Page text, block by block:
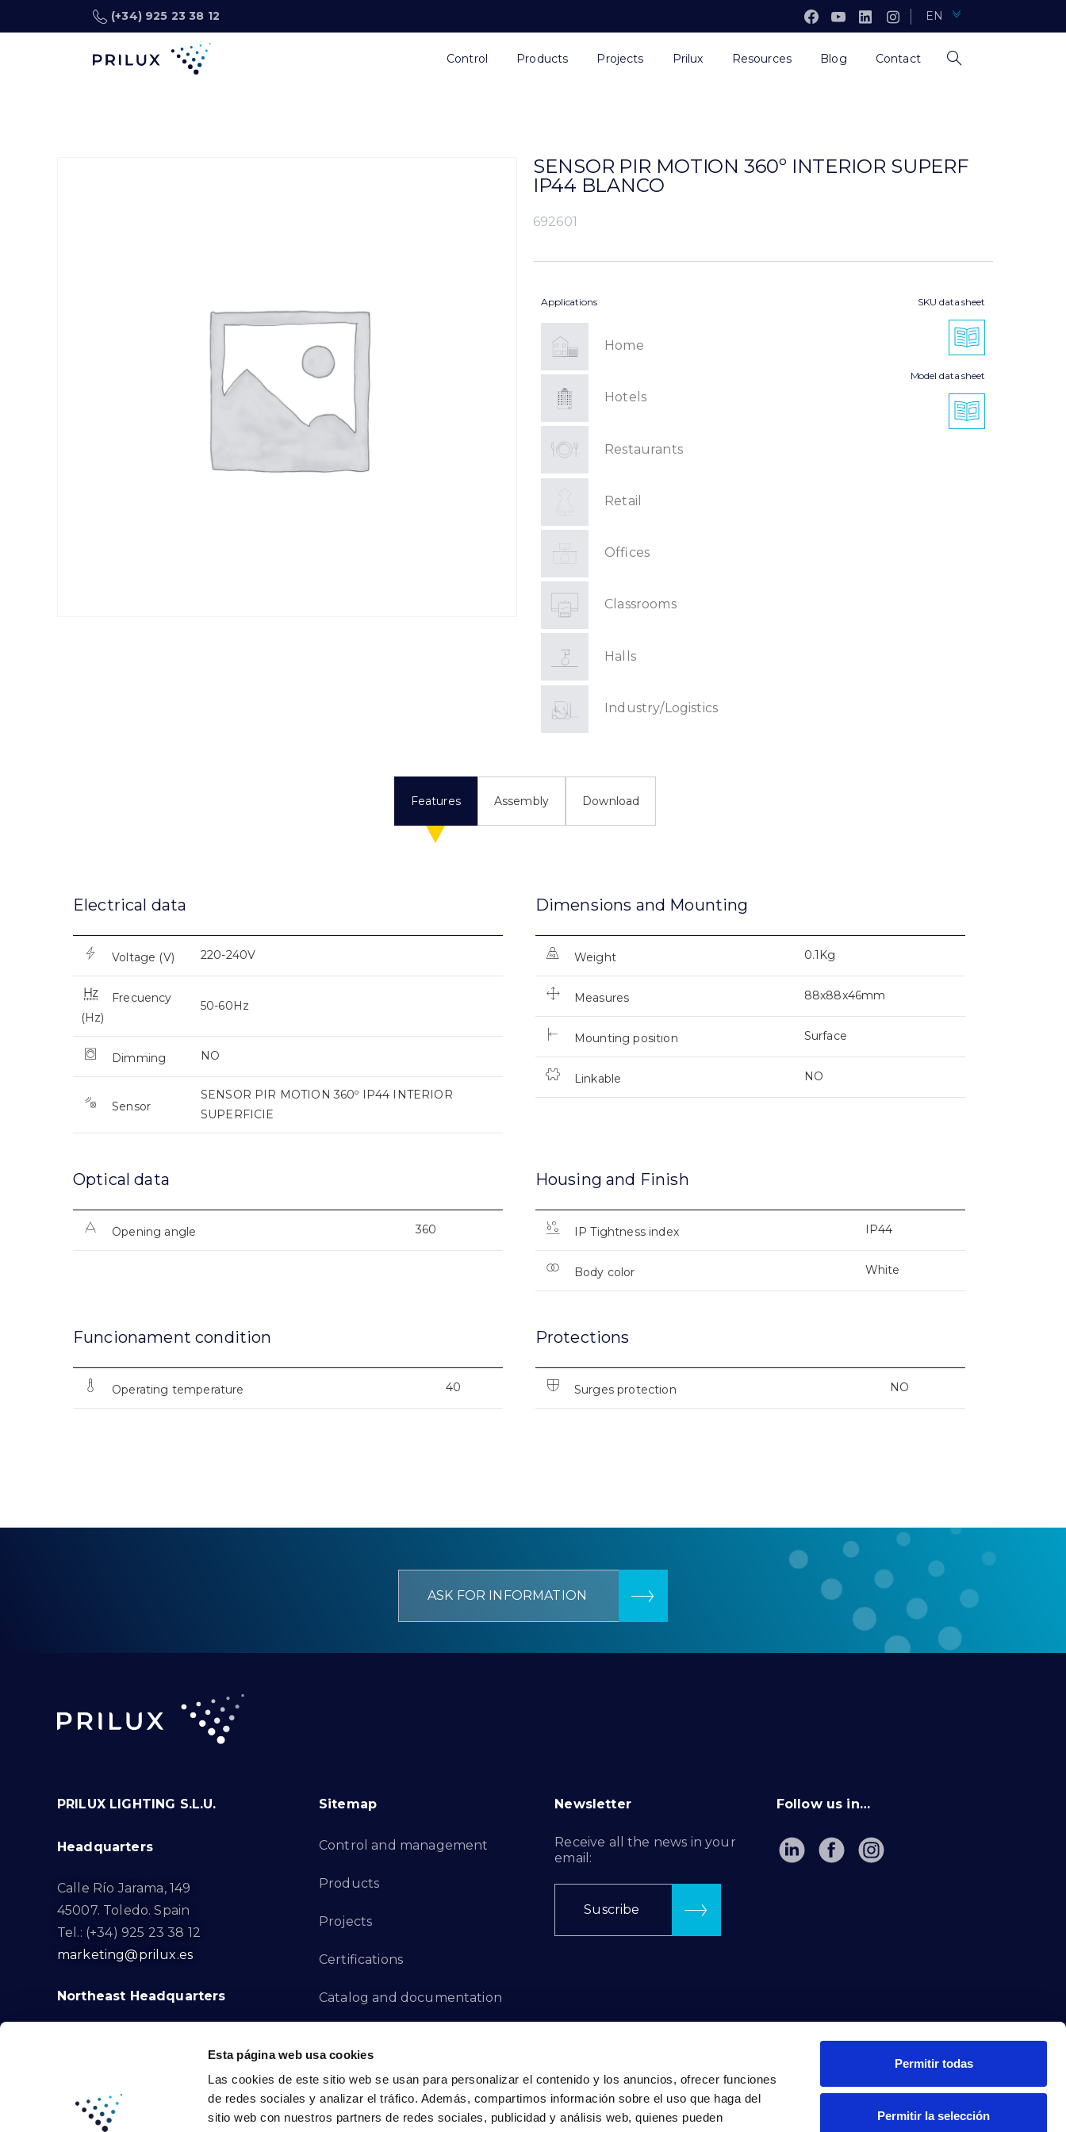
Esta página web usa cookies
Las cookies de este sitio web se usan para personalizar el contenido y los anuncios, ofrecer funciones
de redes sociales y analizar el tráfico. Además, compartimos información sobre el uso que haga del
sitio web con nuestros partners de redes sociales, publicidad y análisis web, quienes pueden
Permitir todas
Permitir la selección
(+34) 925 23 38 12 EN
Control Products Projects Prilux Resources Blog Contact
SENSOR PIR MOTION 360º INTERIOR SUPERF
IP44 BLANCO
692601
Applications
Home
Hotels
Restaurants
Retail
Offices
Classrooms
Halls
Industry/Logistics
SKU data sheet
Model data sheet
Features Assembly Download
Electrical data
Voltage (V) 220-240V
Frecuency
(Hz)
50-60Hz
Dimming NO
Sensor
SENSOR PIR MOTION 360º IP44 INTERIOR
SUPERFICIE
Dimensions and Mounting
Weight 0.1Kg
Measures 88x88x46mm
Mounting position Surface
Linkable NO
Optical data
Opening angle 360
Housing and Finish
IP Tightness index IP44
Body color White
Funcionament condition
Operating temperature 40
Protections
Surges protection NO
ASK FOR INFORMATION
PRILUX LIGHTING S.L.U.
Headquarters
Calle Río Jarama, 149
45007. Toledo. Spain
Tel.: (+34) 925 23 38 12
marketing@prilux.es
Northeast Headquarters
08791. Sant Llorenç d’Hortons.
Tel.: (+34) 93 719 23 29
marketing@prilux.es
Sitemap
Control and management
Products
Projects
Certifications
Catalog and documentation
Complaints Channel
Contact
Newsletter
Receive all the news in your
email:
Suscribe
Follow us in…